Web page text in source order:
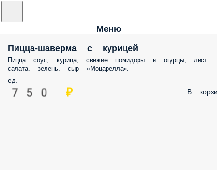
Меню
Пицца-шаверма с курицей
Пицца соус, курица, свежие помидоры и огурцы, лист
салата, зелень, сыр «Моцарелла».
ед.
750 ₽ В